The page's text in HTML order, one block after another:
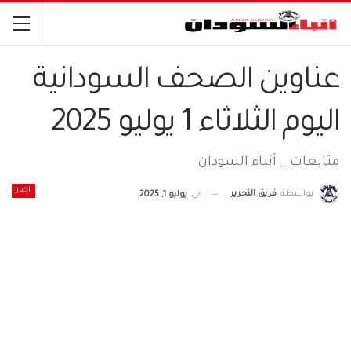
عناوين الصحف السودانية
اليوم الثلاثاء 1 يوليو 2025
متابعات _ أنباء السودان
اخبار بواسطة فريق التحرير في يوليو 1, 2025